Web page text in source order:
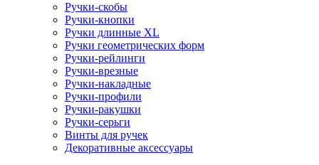
Ручки-скобы
Ручки-кнопки
Ручки длинные XL
Ручки геометрических форм
Ручки-рейлинги
Ручки-врезные
Ручки-накладные
Ручки-профили
Ручки-ракушки
Ручки-серьги
Винты для ручек
Декоративные аксессуары